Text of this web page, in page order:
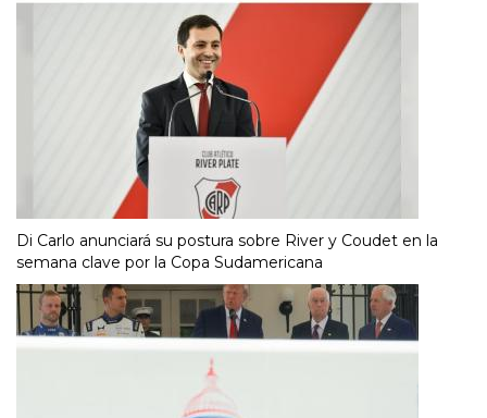
Di Carlo anunciará su postura sobre River y Coudet en la
semana clave por la Copa Sudamericana